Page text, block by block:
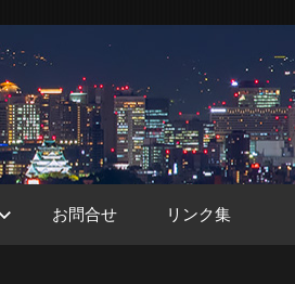
お問合せ リンク集